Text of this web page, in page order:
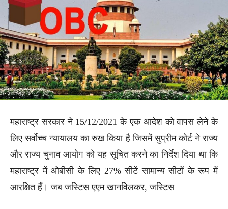
महाराष्ट्र सरकार ने 15/12/2021 के एक आदेश को वापस लेने के
लिए सर्वोच्च न्यायालय का रुख किया है जिसमें सुप्रीम कोर्ट ने राज्य
और राज्य चुनाव आयोग को यह सूचित करने का निर्देश दिया था कि
महाराष्ट्र में ओबीसी के लिए 27% सीटें सामान्य सीटों के रूप में
आरक्षित हैं। जब जस्टिस एएम खानविलकर, जस्टिस